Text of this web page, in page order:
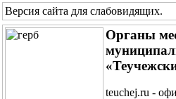
Версия сайта для слабовидящих.
Органы
teuchej.ru -